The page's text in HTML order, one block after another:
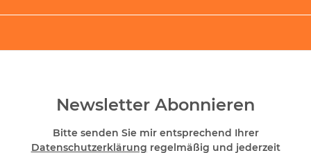
Newsletter Abonnieren
Bitte senden Sie mir entsprechend Ihrer
Datenschutzerklärung regelmäßig und jederzeit